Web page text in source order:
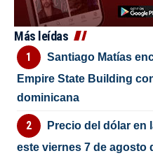
Más leídas
Santiago Matías
Empire State Building
dominicana
Precio del dólar en
este viernes 7 de agosto